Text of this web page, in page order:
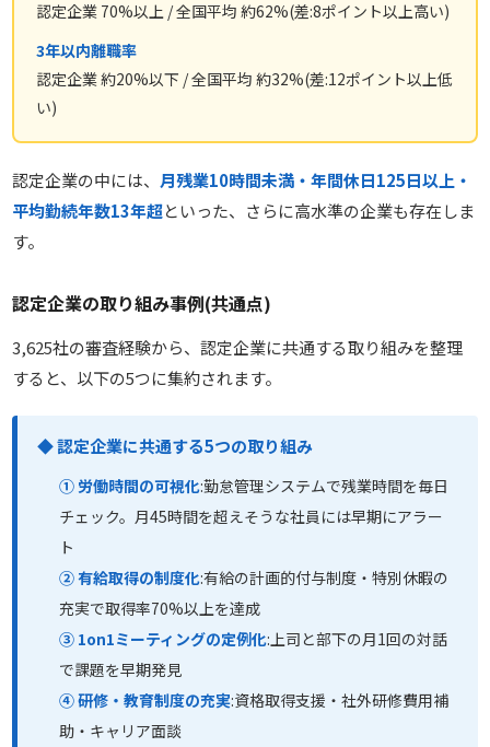
認定企業 70%以上 / 全国平均 約62%(差:8ポイント以上高い)
3年以内離職率
認定企業 約20%以下 / 全国平均 約32%(差:12ポイント以上低
い)
認定企業の中には、 月残業10時間未満・年間休日125日以上・
平均勤続年数13年超といった、さらに高水準の企業も存在しま
す。
認定企業の取り組み事例(共通点)
3,625社の審査経験から、認定企業に共通する取り組みを整理
すると、以下の5つに集約されます。
◆ 認定企業に共通する5つの取り組み
① 労働時間の可視化:勤怠管理システムで残業時間を毎日
チェック。月45時間を超えそうな社員には早期にアラー
ト
② 有給取得の制度化:有給の計画的付与制度・特別休暇の
充実で取得率70%以上を達成
③ 1on1ミーティングの定例化:上司と部下の月1回の対話
で課題を早期発見
④ 研修・教育制度の充実:資格取得支援・社外研修費用補
助・キャリア面談